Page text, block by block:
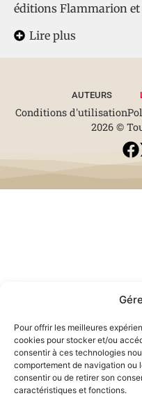
Pour offrir les meilleures
cookies pour stocker et/ou
consentir à ces technologies
comportement de navigation ou
consentir ou de retirer son
caractéristiques et fonctions.
éditions Flammarion et
Lire plus
AUTEURS
Conditions d'utilisation
2026 ©